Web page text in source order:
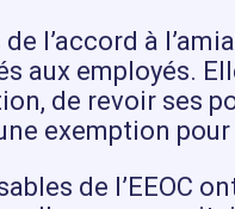
l’accord à
aux employés.
de revoir ses
exemption
de l’EEOC